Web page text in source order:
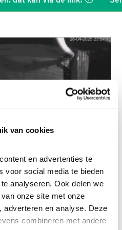
van cookies
en advertenties te
voor social media te bieden
analyseren. Ook delen we
onze site met onze
adverteren en analyse. Deze
combineren met andere